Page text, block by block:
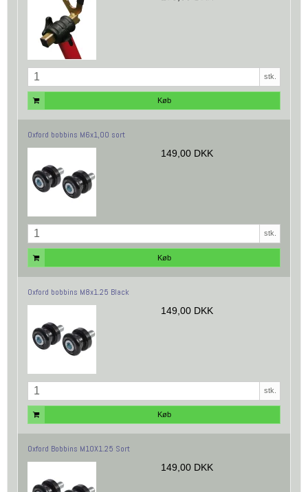
stk.
Køb
Oxford bobbins M6x1,00 sort
149,00 DKK
stk.
Køb
Oxford bobbins M8x1.25 Black
149,00 DKK
stk.
Køb
Oxford Bobbins M10X1.25 Sort
149,00 DKK